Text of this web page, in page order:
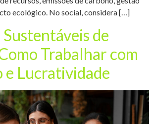
ecológico. No social, considera […]
de
Trabalhar com
e Lucratividade